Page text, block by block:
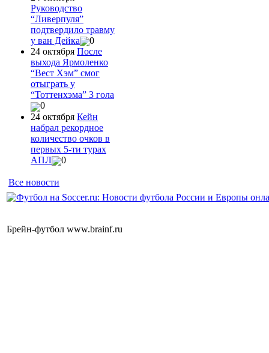
Руководство
“Ливерпуля”
подтвердило травму
у ван Дейка
0
24 октября После
выхода Ярмоленко
“Вест Хэм” смог
отыграть у
“Тоттенхэма” 3 гола
0
24 октября Кейн
набрал рекордное
количество очков в
первых 5-ти турах
АПЛ
0
Все новости
Брейн-футбол www.brainf.ru